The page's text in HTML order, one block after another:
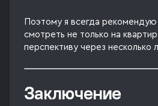
Поэтому я всегда
смотреть не только на
перспективу через несколько
Заключение